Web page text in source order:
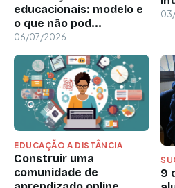
educacionais: modelo e
o que não pod...
06/07/2026
EDUCAÇÃO A DISTÂNCIA
Construir uma
comunidade de
9